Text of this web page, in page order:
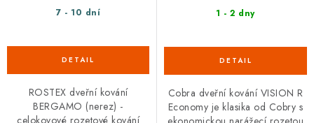
7 - 10 dní
ROSTEX dveřní kování
BERGAMO (nerez) -
celokovové rozetové kování
1 - 2 dny
Cobra dveřní kování VISION R
Economy je klasika od Cobry s